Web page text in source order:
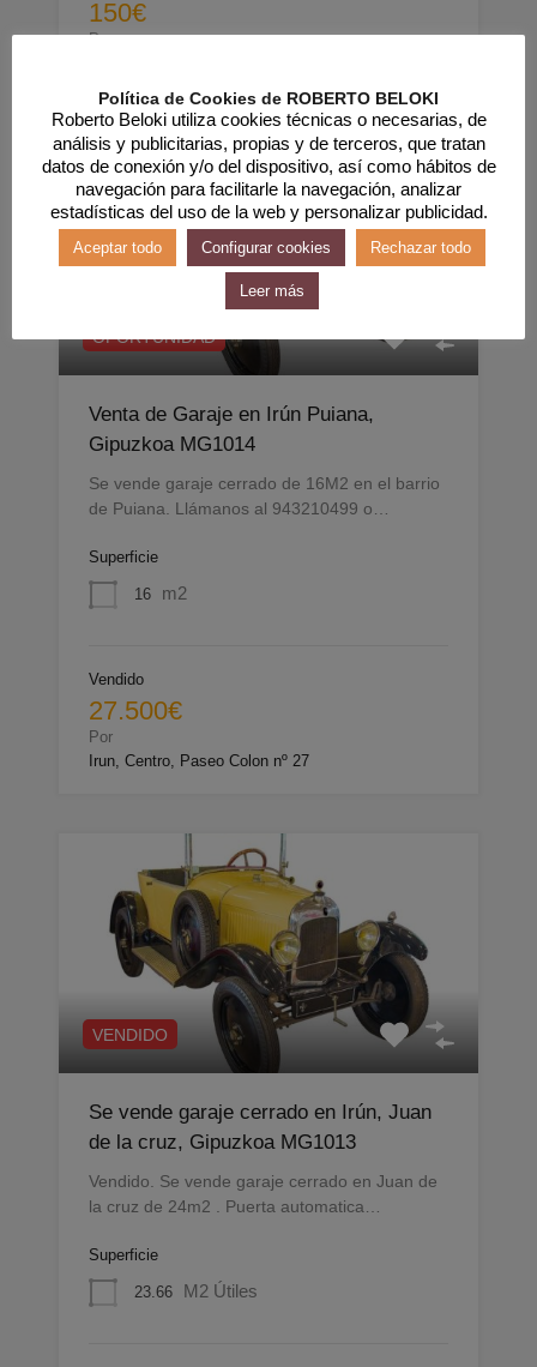
150€
Por
OPORTUNIDAD
Venta de Garaje en Irún Puiana,
Gipuzkoa MG1014
Se vende garaje cerrado de 16M2 en el barrio
de Puiana. Llámanos al 943210499 o…
Superficie
16 m2
Vendido
27.500€
Por
Irun, Centro, Paseo Colon nº 27
VENDIDO
Se vende garaje cerrado en Irún, Juan
de la cruz, Gipuzkoa MG1013
Vendido. Se vende garaje cerrado en Juan de
la cruz de 24m2 . Puerta automatica…
Superficie
23.66 M2 Útiles
Política de Cookies de ROBERTO BELOKI
Roberto Beloki utiliza cookies técnicas o necesarias, de
análisis y publicitarias, propias y de terceros, que tratan
datos de conexión y/o del dispositivo, así como hábitos de
navegación para facilitarle la navegación, analizar
estadísticas del uso de la web y personalizar publicidad.
Aceptar todo Configurar cookies Rechazar todo
Leer más